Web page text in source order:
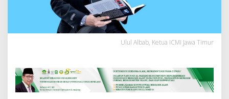
a
p
k
a
l
a
m
Ulul Albab, Ketua ICMI Jawa Timur